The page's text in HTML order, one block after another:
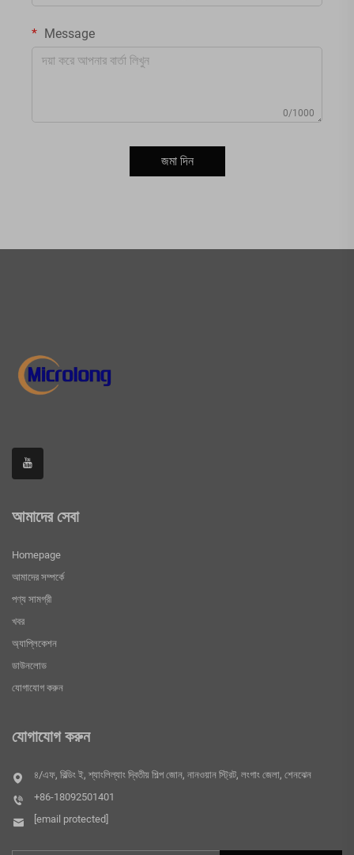
Message
0/1000
জমা দিন
আমাদের সেবা
Homepage
আমাদের সম্পর্কে
পণ্য সামগ্রী
খবর
অ্যাপ্লিকেশন
ডাউনলোড
যোগাযোগ করুন
যোগাযোগ করুন
৪/এফ, বিল্ডিং ই, শ্যাংলিল্যাং দ্বিতীয় শিল্প জোন, নানওয়ান স্ট্রিট, লংগাং জেলা, শেনঝেন
+86-18092501401
[email protected]